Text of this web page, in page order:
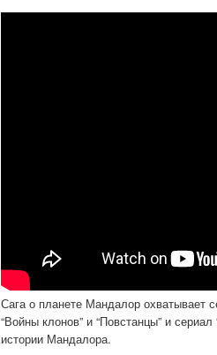
Сага о планете Мандалор охватывает
“Войны клонов” и “Повстанцы” и
истории Мандалора.